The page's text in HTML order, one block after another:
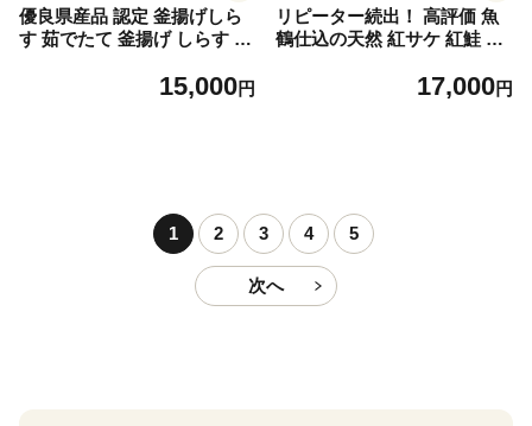
優良県産品 認定 釜揚げしら
す 茹でたて 釜揚げ しらす 無
国産 海の幸 海鮮 魚介 紀州湯
15,000円
リピーター続出！ 高評価 魚
鶴仕込の天然 紅サケ 紅鮭 鮭
レビュー高評価 小分け 真空
町 送料無料_G7317
17,000円
1 2 3 4 5
次へ